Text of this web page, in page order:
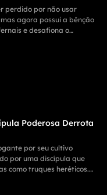
perdido por não usar
agora possui a bênção
e desafiona o
matar todos que o
e o Segundo
cena, provocando-o e
Poderosa Derrota
por seu cultivo
por uma discípula que
como truques heréticos.
um poder superior. O